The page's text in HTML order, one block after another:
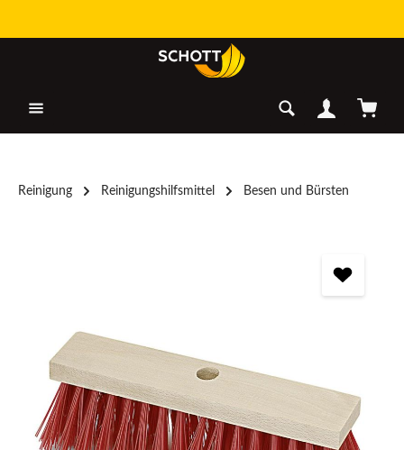
Reinigung Reinigungshilfsmittel Besen und Bürsten